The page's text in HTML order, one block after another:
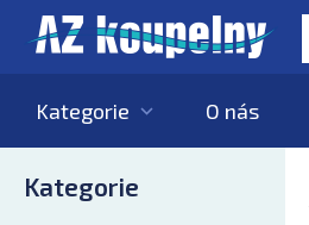
Kategorie O nás
Kategorie